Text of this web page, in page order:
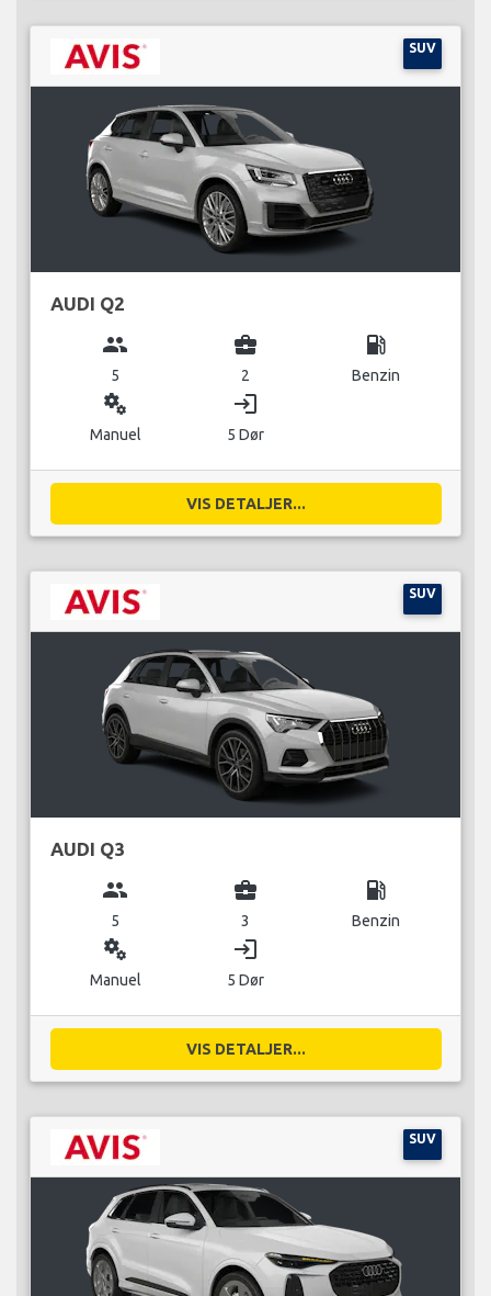
SUV
AUDI Q2
group
5
business_center
2
local_gas_station
Benzin
miscellaneous_services
Manuel
login
5 Dør
VIS DETALJER...
SUV
AUDI Q3
group
5
business_center
3
local_gas_station
Benzin
miscellaneous_services
Manuel
login
5 Dør
VIS DETALJER...
SUV